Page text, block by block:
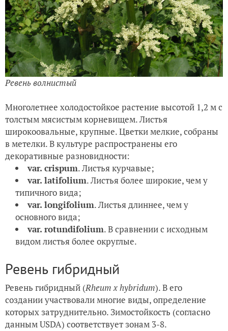
Ревень волнистый
Многолетнее холодостойкое растение высотой 1,2 м с
толстым мясистым корневищем. Листья
широкоовальные, крупные. Цветки мелкие, собраны
в метелки. В культуре распространены его
декоративные разновидности:
var. crispum. Листья курчавые;
var. latifolium. Листья более широкие, чем у
типичного вида;
var. longifolium. Листья длиннее, чем у
основного вида;
var. rotundifolium. В сравнении с исходным
видом листья более округлые.
Ревень гибридный
Ревень гибридный (Rheum x hybridum). В его
создании участвовали многие виды, определение
которых затруднительно. Зимостойкость (согласно
данным USDA) соответствует зонам 3-8.